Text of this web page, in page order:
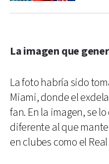
La imagen que
La foto habría sido
Miami, donde el
fan. En la imagen, se
diferente al que
en clubes como el